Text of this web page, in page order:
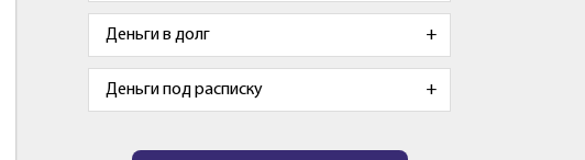
Деньги в долг
Деньги под расписку